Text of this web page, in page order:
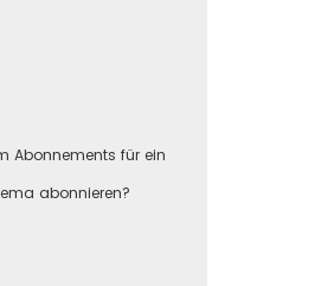
Abonnements für ein
abonnieren?